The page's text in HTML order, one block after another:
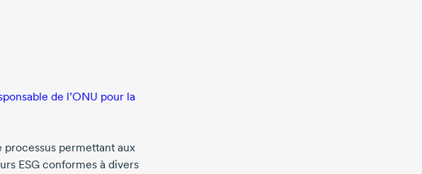
de l’ONU pour la
permettant aux
ESG conformes à divers